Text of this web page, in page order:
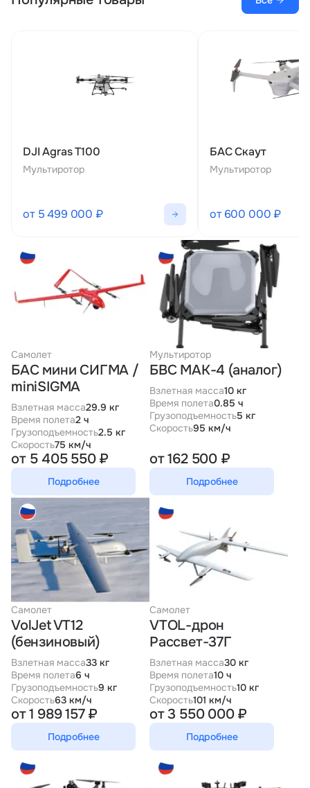
DJI Agras T100
Мультиротор
от 5 499 000 ₽
БАС Скаут
Мультиротор
от 600 000 ₽
Самолет
БАС мини СИГМА /
miniSIGMA
Взлетная масса29.9 кг
Время полета2 ч
Грузоподъемность2.5 кг
Скорость75 км/ч
от 5 405 550 ₽
Подробнее
Мультиротор
БВС МАК-4 (аналог)
Взлетная масса10 кг
Время полета0.85 ч
Грузоподъемность5 кг
Скорость95 км/ч
от 162 500 ₽
Подробнее
Самолет
VolJet VT12
(бензиновый)
Взлетная масса33 кг
Время полета6 ч
Грузоподъемность9 кг
Скорость63 км/ч
от 1 989 157 ₽
Подробнее
Самолет
VTOL-дрон
Рассвет-37Г
Взлетная масса30 кг
Время полета10 ч
Грузоподъемность10 кг
Скорость101 км/ч
от 3 550 000 ₽
Подробнее